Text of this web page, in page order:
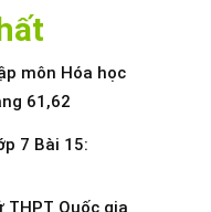
môn Hóa học
61,62
7 Bài 15:
THPT Quốc gia